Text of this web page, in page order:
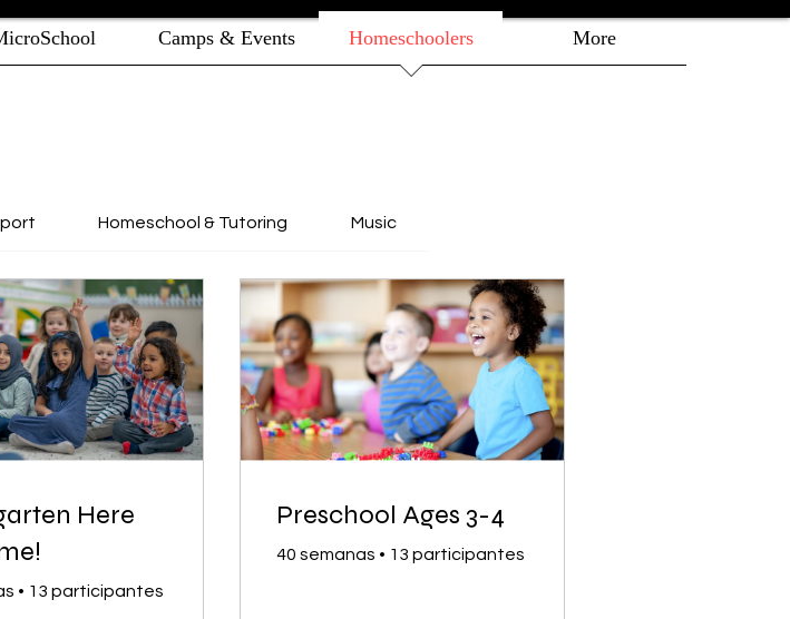
Camps & Events Homeschoolers More
Homeschool & Tutoring Music
Here
• 13 participantes
Preschool Ages 3-4
40 semanas • 13 participantes